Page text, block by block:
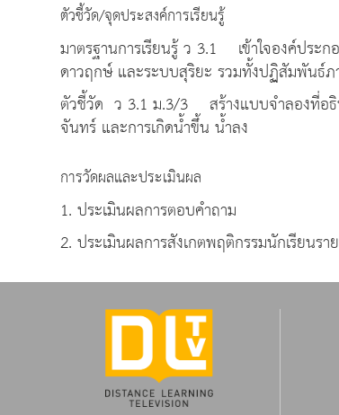
ตัวชี้วัด/จุดประสงค์การเรียนรู้
มาตรฐานการเรียนรู้ ว 3.1 เข้าใจองค์ปร
ดาวฤกษ์ และระบบสุริยะ รวมทั้งปฏิสัมพันธ์ภ
ตัวชี้วัด ว 3.1 ม.3/3 สร้างแบบจำลองที่อธิบ
จันทร์ และการเกิดน้ำขึ้น น้ำลง
การวัดผลและประเมินผล
1. ประเมินผลการตอบคำถาม
2. ประเมินผลการสังเกตพฤติกรรมนักเรียนร